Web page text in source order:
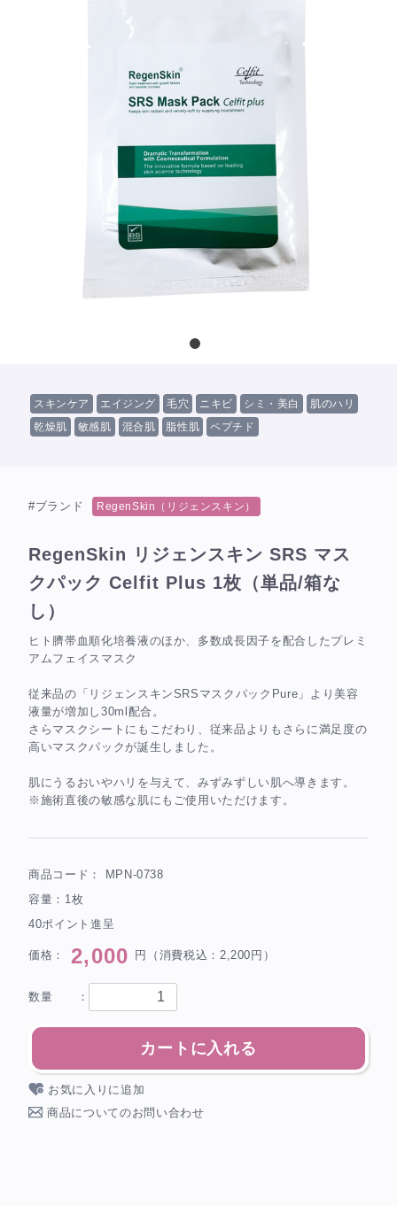
スキンケア エイジング 毛穴 ニキビ シミ・美白
肌のハリ
乾燥肌
敏感肌 混合肌 脂性肌 ペプチド
#ブランド RegenSkin（リジェンスキン）
RegenSkin リジェンスキン SRS マス
クパック Celfit Plus 1枚（単品/箱な
し）
ヒト臍帯血順化培養液のほか、多数成長因子を配合したプレミ
アムフェイスマスク
従来品の「リジェンスキンSRSマスクパックPure」より美容
液量が増加し30ml配合。
さらマスクシートにもこだわり、従来品よりもさらに満足度の
高いマスクパックが誕生しました。
肌にうるおいやハリを与えて、みずみずしい肌へ導きます。
※施術直後の敏感な肌にもご使用いただけます。
商品コード： MPN-0738
容量：1枚
40ポイント進呈
価格： 2,000 円（消費税込：2,200円）
数量 ：
カートに入れる
お気に入りに追加
商品についてのお問い合わせ